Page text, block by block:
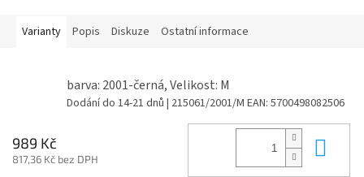
Varianty Popis Diskuze Ostatní informace
barva: 2001-černá, Velikost: M
Dodání do 14-21 dnů | 215061/2001/M EAN: 5700498082506
989 Kč
817,36 Kč bez DPH